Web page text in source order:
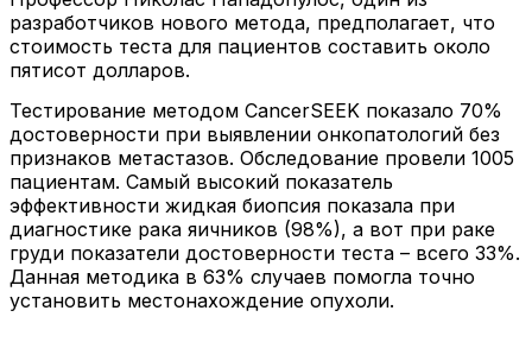
разработчиков нового метода, предполагает, что
стоимость теста для пациентов составить около
пятисот долларов.
Тестирование методом CancerSEEK показало 70%
достоверности при выявлении онкопатологий без
признаков метастазов. Обследование провели 1005
пациентам. Самый высокий показатель
эффективности жидкая биопсия показала при
диагностике рака яичников (98%), а вот при раке
груди показатели достоверности теста – всего 33%.
Данная методика в 63% случаев помогла точно
установить местонахождение опухоли.